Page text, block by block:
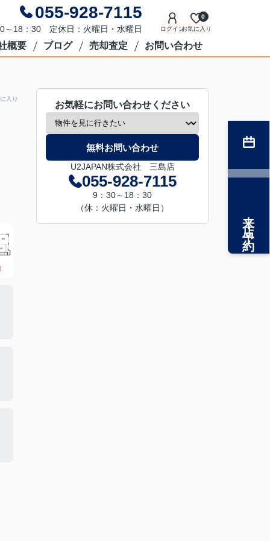
055-928-7115
～18：30 定休日：火曜日・水曜日 ログインお気に入り
0
概要 ブログ 売却査定 お問い合わせ
入り
お気軽にお問い合わせください
無料お問い合わせ
U2JAPAN株式会社 三島店
055-928-7115
9：30～18：30
（休：火曜日・水曜日）
来店予約